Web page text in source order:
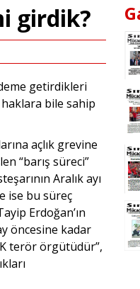
girdik?
getirdikleri
bile sahip
açlık grevine
“barış süreci”
Aralık ayı
ise bu süreç
Erdoğan’ın
öncesine kadar
terör örgütüdür”,